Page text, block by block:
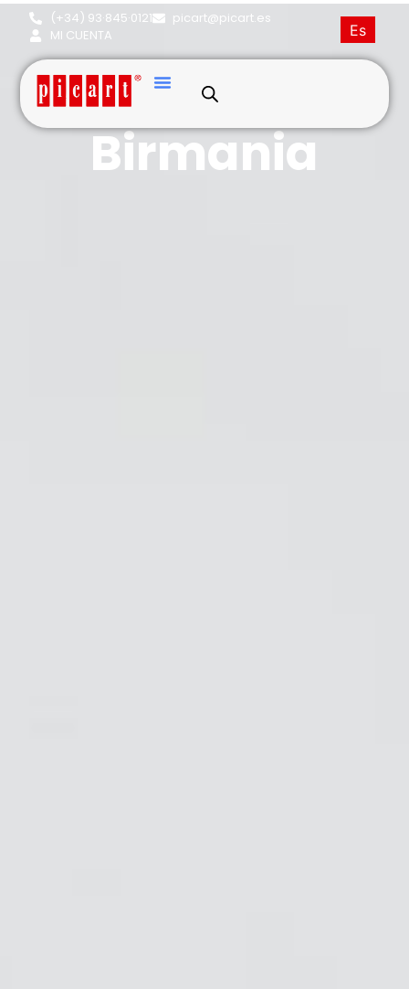
(+34) 93·845·0121
picart@picart.es
MI CUENTA
Es
Sagrado de
Birmania